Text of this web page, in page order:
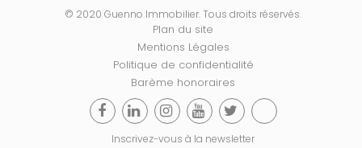
© 2020 Guenno Immobilier. Tous droits réservés.
Plan du site
Mentions Légales
Politique de confidentialité
Barème honoraires
Inscrivez-vous à la newsletter